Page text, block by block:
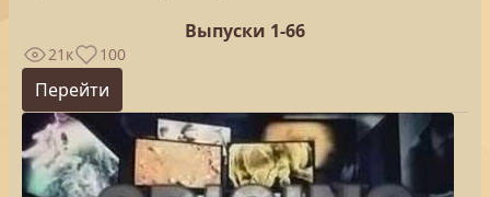
Выпуски 1-66
21к 100
Перейти